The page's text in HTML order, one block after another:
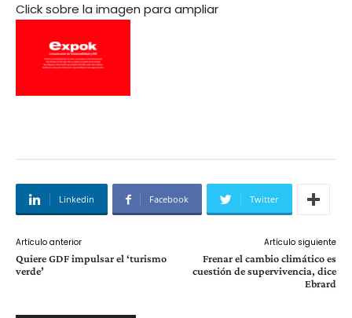
Click sobre la imagen para ampliar
Linkedin Facebook Twitter
Artículo anterior
Quiere GDF impulsar el ‘turismo
verde’
Artículo siguiente
Frenar el cambio climático es
cuestión de supervivencia, dice
Ebrard